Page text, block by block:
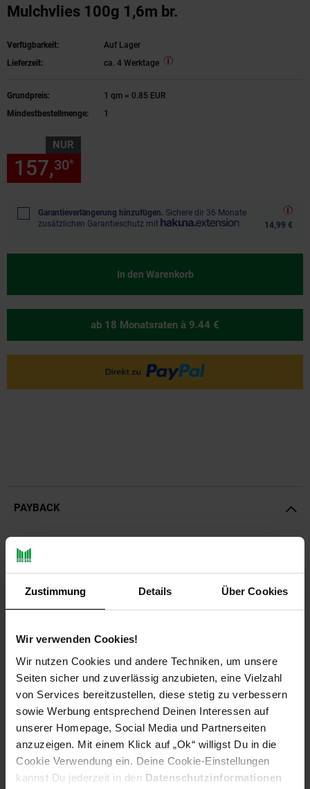
Zustimmung Details Über Cookies
Wir verwenden Cookies!
Wir nutzen Cookies und andere Techniken, um unsere
Seiten sicher und zuverlässig anzubieten, eine Vielzahl
von Services bereitzustellen, diese stetig zu verbessern
sowie Werbung entsprechend Deinen Interessen auf
unserer Homepage, Social Media und Partnerseiten
anzuzeigen. Mit einem Klick auf „Ok“ willigst Du in die
Cookie Verwendung ein. Deine Cookie-Einstellungen
kannst Du jederzeit in den Datenschutzinformationen
Mulchvlies 100g 1,6m br.
Verfügbarkeit:
Auf Lager
Lieferzeit:
ca. 4 Werktage
Grundpreis:
1 qm = 0.85 EUR
Mindestbestellmenge:
1
NUR
157,30*
Garantieverlängerung hinzufügen. Sichere dir 36 Monate
zusätzlichen Garantieschutz mit
14,99 €
In den Warenkorb
ab 18 Monatsraten à 9.44 €
PAYBACK
Payback Punkte
Unkrautvlies ist eine biologische und umweltschonende
Methode zur Unkrautbekämpfung. Durch das Vlies kann auf
eine chemische Behandlung von Unkraut völlig verzichtet
werden!
Das Unkrautschutzvlies unterdrückt das Unkrautwachstum
durch Lichtentzug und nimmt ihm so seine Existenzgrundlage.
Das Vlies hält ihr Beet oder ihre Fläche frei von Unkraut und
speichert die Feuchtigkeit um die Wurzeln der Pflanzen direkt